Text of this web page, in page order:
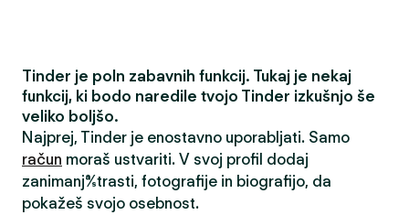
Tinder je poln zabavnih funkcij. Tukaj je nekaj
funkcij, ki bodo naredile tvojo Tinder izkušnjo še
veliko boljšo.
Najprej, Tinder je enostavno uporabljati. Samo
račun moraš ustvariti. V svoj profil dodaj
zanimanja/strasti, fotografije in biografijo, da
pokažeš svojo osebnost.